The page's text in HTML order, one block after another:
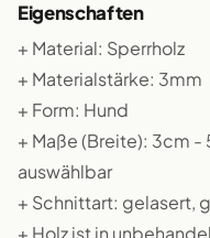
Eigenschaften
+ Material: Sperrholz
+ Materialstärke: 3mm
+ Form: Hund
+ Maße (Breite): 3cm
auswählbar
+ Schnittart: gelasert,
+ Holz ist in